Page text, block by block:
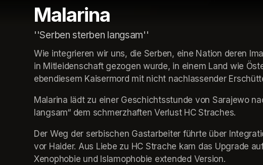
Malarina
''Serben sterben langsam''
Wie integrieren wir uns, die Serben, eine Nation deren
in Mitleidenschaft gezogen wurde, in einem Land wie
ebendiesem Kaisermord mit nicht nachlassender
Malarina lädt zu einer Geschichtsstunde von Sarajewo
langsam“ dem schmerzhaften Verlust HC Straches.
Der Weg der serbischen Gastarbeiter führte über
vor Haider. Aus Liebe zu HC Strache kam das Upgrade
Xenophobie und Islamophobie extended Version.